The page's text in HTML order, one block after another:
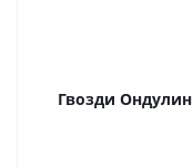
Гвозди